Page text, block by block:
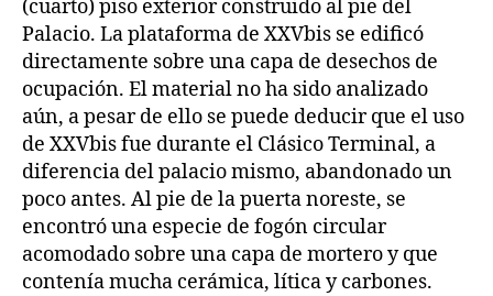
(cuarto) piso exterior construido al pie del
Palacio. La plataforma de XXVbis se edificó
directamente sobre una capa de desechos de
ocupación. El material no ha sido analizado
aún, a pesar de ello se puede deducir que el uso
de XXVbis fue durante el Clásico Terminal, a
diferencia del palacio mismo, abandonado un
poco antes. Al pie de la puerta noreste, se
encontró una especie de fogón circular
acomodado sobre una capa de mortero y que
contenía mucha cerámica, lítica y carbones.